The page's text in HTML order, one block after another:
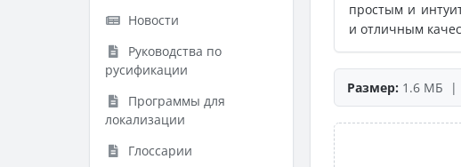
Новости
Руководства по
русификации
Программы для
локализации
Глоссарии
простым и
и отличным
Размер: 1.6 МБ |